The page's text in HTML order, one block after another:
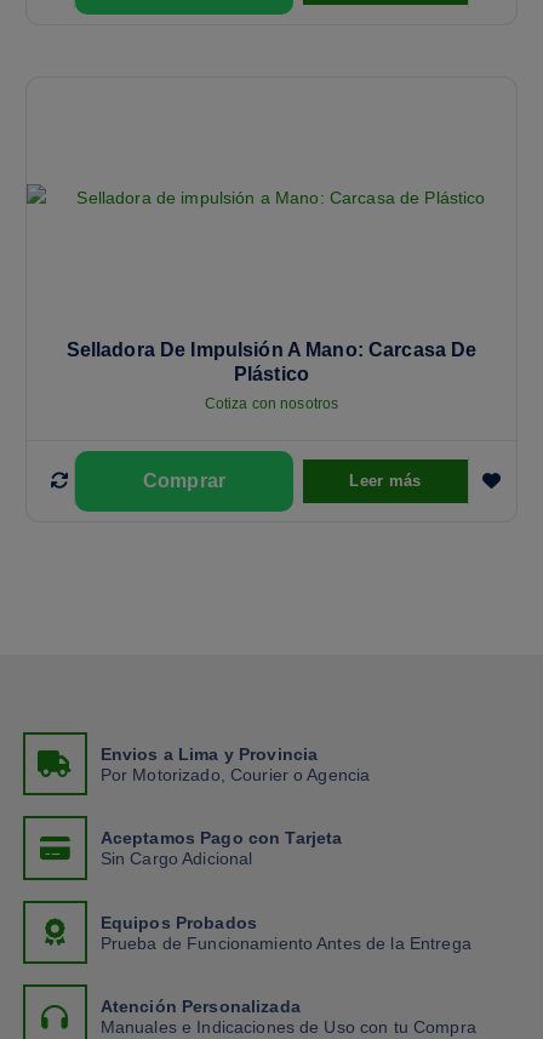
Selladora De Impulsión A Mano: Carcasa De
Plástico
Cotiza con nosotros
Leer más
Envios a Lima y Provincia
Por Motorizado, Courier o Agencia
Aceptamos Pago con Tarjeta
Sin Cargo Adicional
Equipos Probados
Prueba de Funcionamiento Antes de la Entrega
Atención Personalizada
Manuales e Indicaciones de Uso con tu Compra